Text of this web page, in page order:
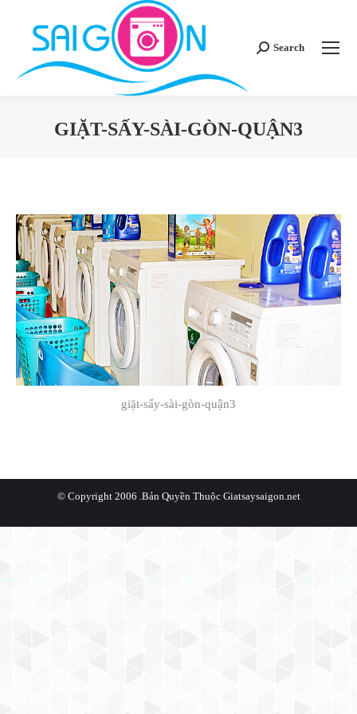
Search:
Search
GIẶT-SẤY-SÀI-GÒN-QUẬN3
giặt-sấy-sài-gòn-quận3
© Copyright 2006 .Bản Quyền Thuộc Giatsaysaigon.net